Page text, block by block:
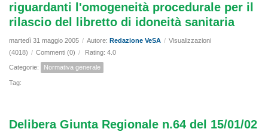
riguardanti l'omogeneità procedurale per il
rilascio del libretto di idoneità sanitaria
martedì 31 maggio 2005 / Autore: Redazione VeSA / Visualizzazioni
(4018) / Commenti (0) / Rating: 4.0
Categorie: Normativa generale
Tag:
Delibera Giunta Regionale n.64 del 15/01/02